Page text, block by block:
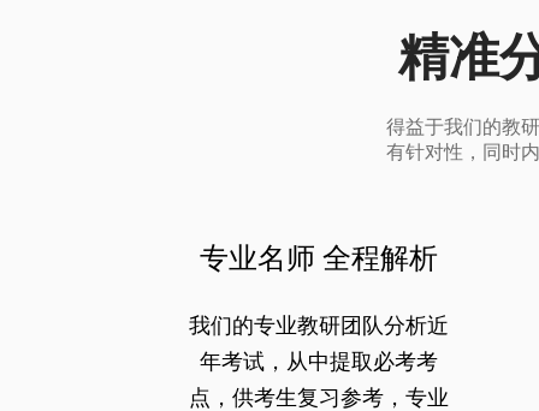
精准
得益于我们的教
有针对性，同时
专业名师 全程解析
我们的专业教研团队分析近
年考试，从中提取必考考
点，供考生复习参考，专业